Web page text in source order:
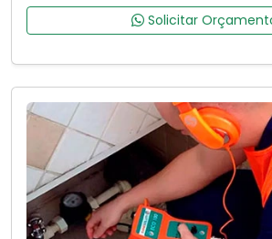
Solicitar